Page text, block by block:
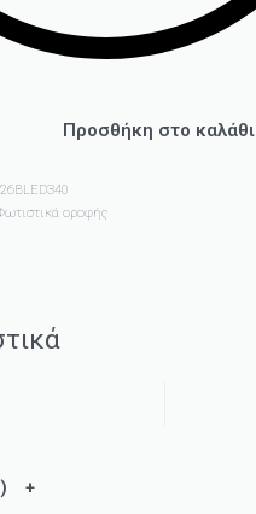
Προσθήκη στο καλάθι
οροφής